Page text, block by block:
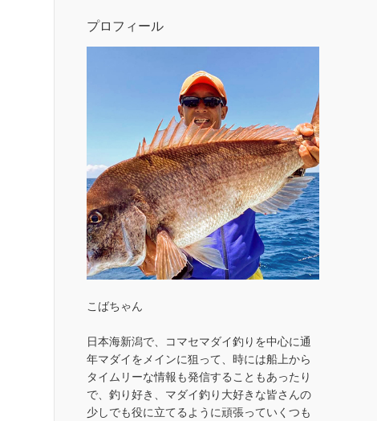
プロフィール
こばちゃん
日本海新潟で、コマセマダイ釣りを中心に通
年マダイをメインに狙って、時には船上から
タイムリーな情報も発信することもあったり
で、釣り好き、マダイ釣り大好きな皆さんの
少しでも役に立てるように頑張っていくつも